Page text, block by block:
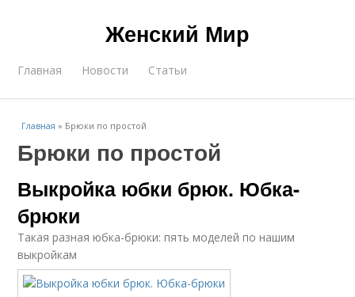
Женский Мир
Главная Новости Статьи
Главная » Брюки по простой
Брюки по простой
Выкройка юбки брюк. Юбка-
брюки
Такая разная юбка-брюки: пять моделей по нашим
выкройкам